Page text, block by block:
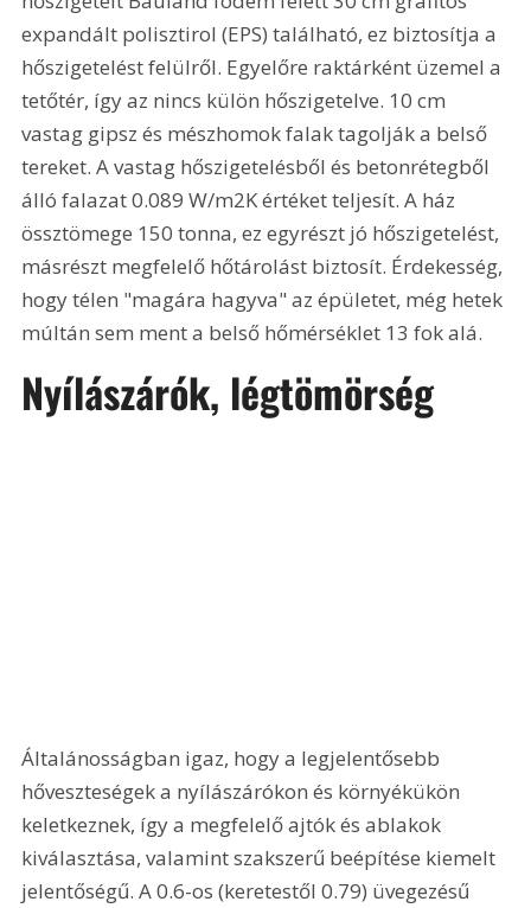
expandált polisztirol (EPS) található, ez biztosítja a
hőszigetelést felülről. Egyelőre raktárként üzemel a
tetőtér, így az nincs külön hőszigetelve. 10 cm
vastag gipsz és mészhomok falak tagolják a belső
tereket. A vastag hőszigetelésből és betonrétegből
álló falazat 0.089 W/m2K értéket teljesít. A ház
össztömege 150 tonna, ez egyrészt jó hőszigetelést,
másrészt megfelelő hőtárolást biztosít. Érdekesség,
hogy télen "magára hagyva" az épületet, még hetek
múltán sem ment a belső hőmérséklet 13 fok alá.
Nyílászárók, légtömörség
Általánosságban igaz, hogy a legjelentősebb
hőveszteségek a nyílászárókon és környékükön
keletkeznek, így a megfelelő ajtók és ablakok
kiválasztása, valamint szakszerű beépítése kiemelt
jelentőségű. A 0.6-os (keretestől 0.79) üvegezésű